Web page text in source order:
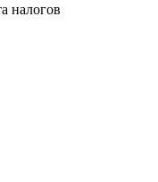
налогов